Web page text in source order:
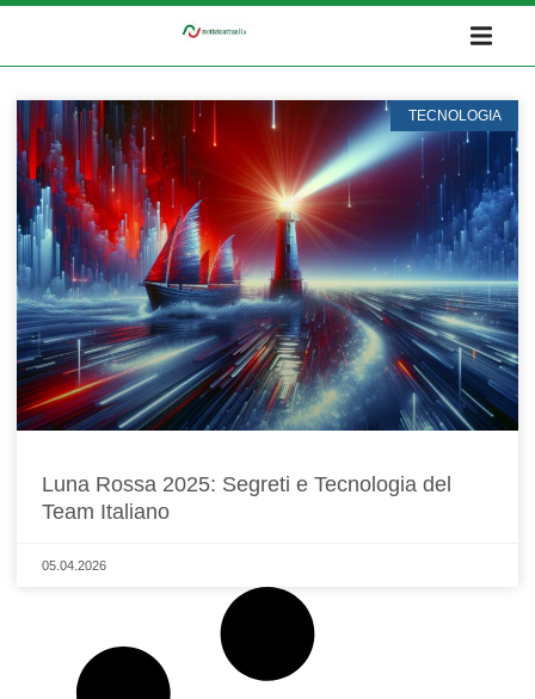
TECNOLOGIA
Luna Rossa 2025: Segreti e Tecnologia del
Team Italiano
05.04.2026